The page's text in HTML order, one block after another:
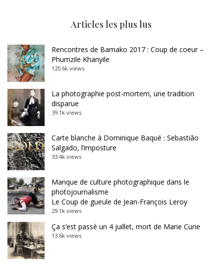
Articles les plus lus
Rencontres de Bamako 2017 : Coup de coeur –
Phumzile Khanyile
125.6k views
La photographie post-mortem, une tradition
disparue
39.1k views
Carte blanche à Dominique Baqué : Sebastião
Salgado, l’imposture
33.4k views
Manque de culture photographique dans le
photojournalisme
Le Coup de gueule de Jean-François Leroy
29.1k views
Ça s’est passé un 4 juillet, mort de Marie Curie
13.6k views